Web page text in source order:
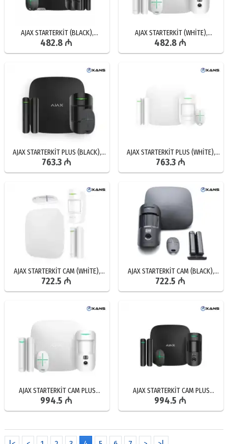
AJAX STARTERKİT (BLACK),
SİQNALİZASİYA SİSTEMİ, MÜHAFİZƏ
SİSTEMİ, TƏHLÜKƏSİZLİK SİSTEMİ,
482.8 ₼
AJAX STARTERKİT (WHİTE),
SİQNALİZASİYA SİSTEMİ, MÜHAFİZƏ
SİSTEMİ, SİQNALİZASİYA SATIŞI,
482.8 ₼
AJAX STARTERKİT PLUS (BLACK),
SİQNALİZASİYA SİSTEMİ,
TƏHLÜKƏSİZLİK SİSTEMİ, UCUZ
763.3 ₼
AJAX STARTERKİT PLUS (WHİTE),
SİQNALİZASİYA SİSTEMİ,
TƏHLÜKƏSİZLİK ÜÇÜN
SİQNALİZASİYA SATIŞI
763.3 ₼
AJAX STARTERKİT CAM (WHİTE),
MÜHAFİZƏ SİSTEMİ, SİQNALİZASİYA
SİSTEMİ SATIŞI, SİQNALİZASİYA
722.5 ₼
AJAX STARTERKİT CAM (BLACK),
MÜHAFİZƏ SİSTEMİ, SİQNALİZASİYA
SİSTEMİ SATIŞI, SİQNALİZASİYA
722.5 ₼
AJAX STARTERKİT CAM PLUS
(WHİTE), MÜHAFİZƏ SİSTEMİ,
SİQNALİZASİYA SİSTEMİ SATIŞI,
994.5 ₼
AJAX STARTERKİT CAM PLUS
(BLACK), SİQNALİZASİYA SİSTEMİ,
TƏHLÜKƏSİZLİK SİSTEMİ,
SİQNALİZASİYA QİYMƏTİ
994.5 ₼